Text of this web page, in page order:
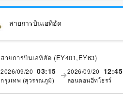
สายการบินเอทิฮัด
สายการบินเอทิฮัด (EY401,EY63)
2026/09/20 03:15
กรุงเทพ (สุวรรณภูมิ)
2026/09/20 12:45
ลอนดอนฮีทโธรว์